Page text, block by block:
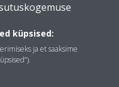
küpsised:
ja et saaksime